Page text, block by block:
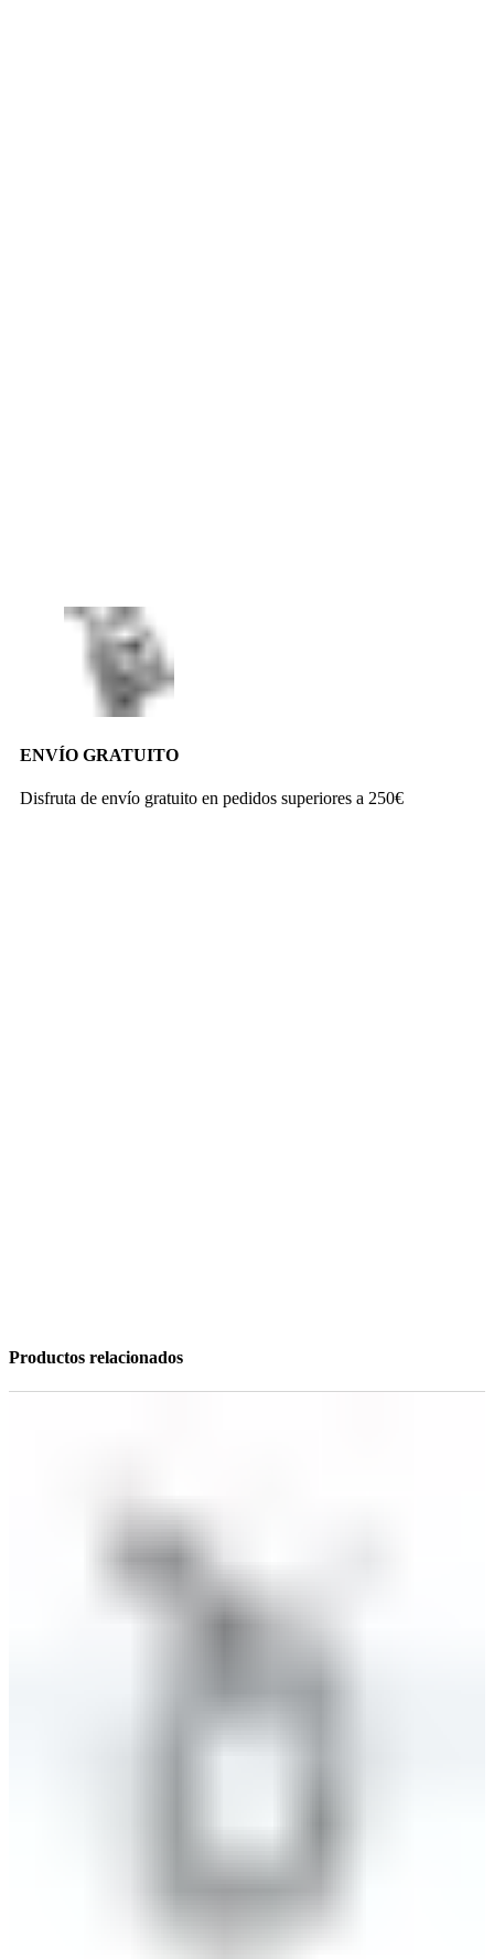
ENVÍO GRATUITO
Disfruta de envío gratuito en pedidos superiores a 250€
Productos relacionados